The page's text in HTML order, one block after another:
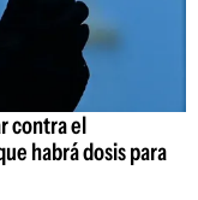
contra el
habrá dosis para